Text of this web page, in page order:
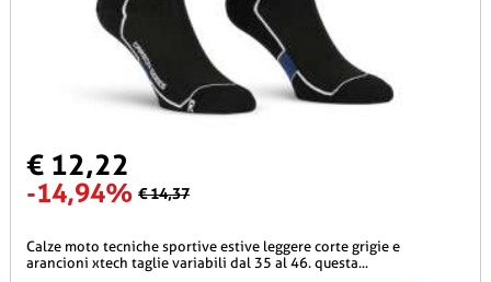
€ 12,22
-14,94% € 14,37
calze moto tecniche sportive estive leggere corte grigie e
arancioni xtech taglie variabili dal 35 al 46. questa...